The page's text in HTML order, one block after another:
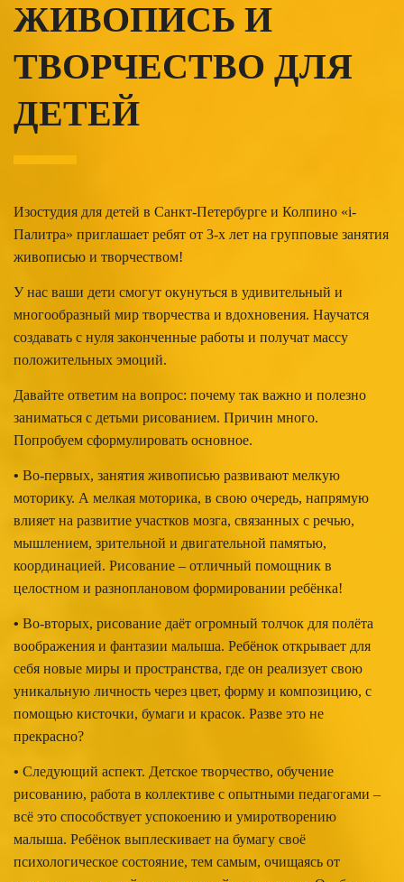
ЖИВОПИСЬ И
ТВОРЧЕСТВО ДЛЯ
ДЕТЕЙ
Изостудия для детей в Санкт-Петербурге и Колпино «i-
Палитра» приглашает ребят от 3-х лет на групповые занятия
живописью и творчеством!
У нас ваши дети смогут окунуться в удивительный и
многообразный мир творчества и вдохновения. Научатся
создавать с нуля законченные работы и получат массу
положительных эмоций.
Давайте ответим на вопрос: почему так важно и полезно
заниматься с детьми рисованием. Причин много.
Попробуем сформулировать основное.
• Во-первых, занятия живописью развивают мелкую
моторику. А мелкая моторика, в свою очередь, напрямую
влияет на развитие участков мозга, связанных с речью,
мышлением, зрительной и двигательной памятью,
координацией. Рисование – отличный помощник в
целостном и разноплановом формировании ребёнка!
• Во-вторых, рисование даёт огромный толчок для полёта
воображения и фантазии малыша. Ребёнок открывает для
себя новые миры и пространства, где он реализует свою
уникальную личность через цвет, форму и композицию, с
помощью кисточки, бумаги и красок. Разве это не
прекрасно?
• Следующий аспект. Детское творчество, обучение
рисованию, работа в коллективе с опытными педагогами –
всё это способствует успокоению и умиротворению
малыша. Ребёнок выплескивает на бумагу своё
психологическое состояние, тем самым, очищаясь от